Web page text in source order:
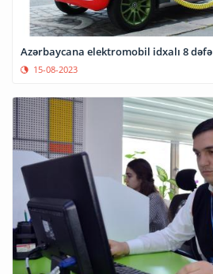
Azərbaycana elektromobil idxalı 8
15-08-2023